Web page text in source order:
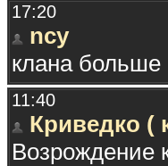
17:20
ncy
клана больше
11:40
Криведко (
Возрождение